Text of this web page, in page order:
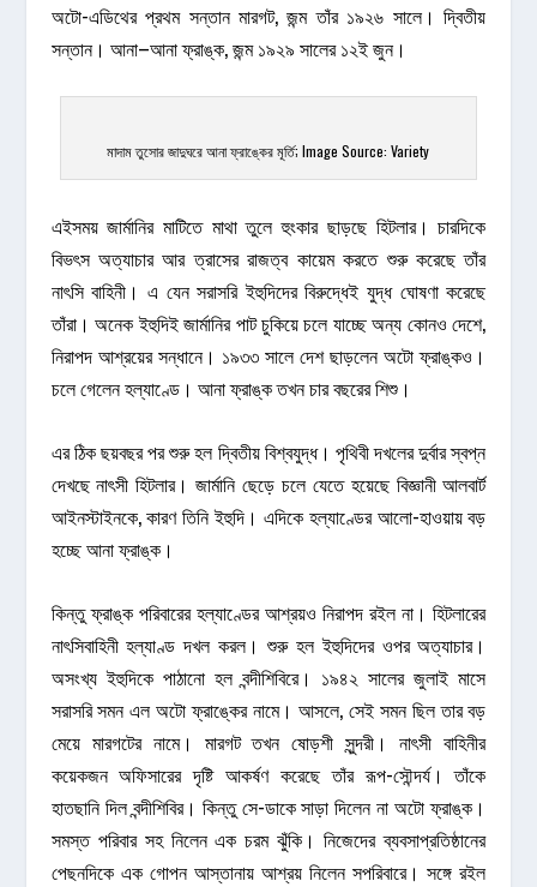
অটো-এডিথের প্রথম সন্তান মারগট, জন্ম তাঁর ১৯২৬ সালে। দ্বিতীয়
সন্তান। আনা–আনা ফ্রাঙ্ক, জন্ম ১৯২৯ সালের ১২ই জুন।
মাদাম তুসোর জাদুঘরে আনা ফ্রাঙ্কের মূর্তি; Image Source: Variety
এইসময় জার্মানির মাটিতে মাথা তুলে হুংকার ছাড়ছে হিটলার। চারদিকে
বিভৎস অত্যাচার আর ত্রাসের রাজত্ব কায়েম করতে শুরু করেছে তাঁর
নাৎসি বাহিনী। এ যেন সরাসরি ইহুদিদের বিরুদ্ধেই যুদ্ধ ঘোষণা করেছে
তাঁরা। অনেক ইহুদিই জার্মানির পাট চুকিয়ে চলে যাচ্ছে অন্য কোনও দেশে,
নিরাপদ আশ্রয়ের সন্ধানে। ১৯৩৩ সালে দেশ ছাড়লেন অটো ফ্রাঙ্কও।
চলে গেলেন হল্যাণ্ডে। আনা ফ্রাঙ্ক তখন চার বছরের শিশু।
এর ঠিক ছয়বছর পর শুরু হল দ্বিতীয় বিশ্বযুদ্ধ। পৃথিবী দখলের দুর্বার স্বপ্ন
দেখছে নাৎসী হিটলার। জার্মানি ছেড়ে চলে যেতে হয়েছে বিজ্ঞানী আলবার্ট
আইনস্টাইনকে, কারণ তিনি ইহুদি। এদিকে হল্যাণ্ডের আলো-হাওয়ায় বড়
হচ্ছে আনা ফ্রাঙ্ক।
কিন্তু ফ্রাঙ্ক পরিবারের হল্যাণ্ডের আশ্রয়ও নিরাপদ রইল না। হিটলারের
নাৎসিবাহিনী হল্যাণ্ড দখল করল। শুরু হল ইহুদিদের ওপর অত্যাচার।
অসংখ্য ইহুদিকে পাঠানো হল বন্দীশিবিরে। ১৯৪২ সালের জুলাই মাসে
সরাসরি সমন এল অটো ফ্রাঙ্কের নামে। আসলে, সেই সমন ছিল তার বড়
মেয়ে মারগটের নামে। মারগট তখন ষোড়শী সুন্দরী। নাৎসী বাহিনীর
কয়েকজন অফিসারের দৃষ্টি আকর্ষণ করেছে তাঁর রূপ-সৌন্দর্য। তাঁকে
হাতছানি দিল বন্দীশিবির। কিন্তু সে-ডাকে সাড়া দিলেন না অটো ফ্রাঙ্ক।
সমস্ত পরিবার সহ নিলেন এক চরম ঝুঁকি। নিজেদের ব্যবসাপ্রতিষ্ঠানের
পেছনদিকে এক গোপন আস্তানায় আশ্রয় নিলেন সপরিবারে। সঙ্গে রইল